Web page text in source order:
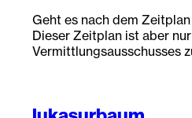
Geht es nach dem
Dieser Zeitplan ist aber
Vermittlungsausschusses